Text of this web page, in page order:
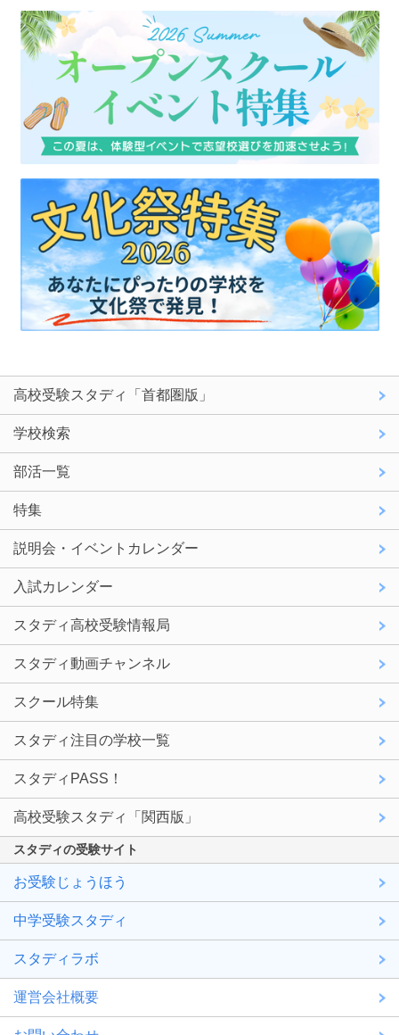
高校受験スタディ「首都圏版」
学校検索
部活一覧
特集
説明会・イベントカレンダー
入試カレンダー
スタディ高校受験情報局
スタディ動画チャンネル
スクール特集
スタディ注目の学校一覧
スタディPASS！
高校受験スタディ「関西版」
スタディの受験サイト
お受験じょうほう
中学受験スタディ
スタディラボ
運営会社概要